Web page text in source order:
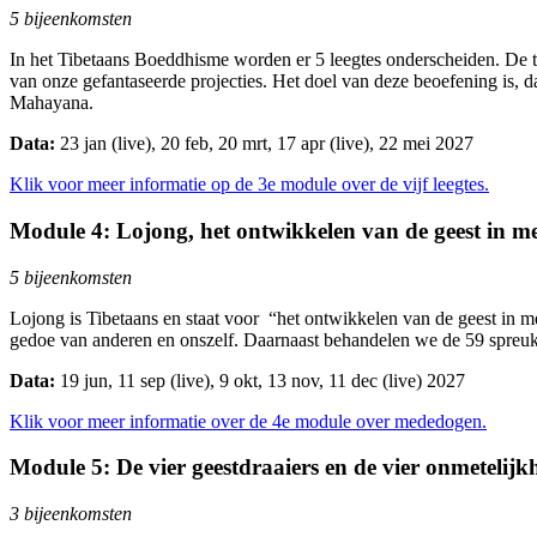
5 bijeenkomsten
In het Tibetaans Boeddhisme worden er 5 leegtes onderscheiden.
van onze gefantaseerde projecties. Het doel van deze beoefening
Mahayana.
Data: 23 jan (live), 20 feb, 20 mrt, 17 apr (live), 22 mei 2027
Klik voor meer informatie op de 3e module over de vijf leegtes.
Module 4: Lojong, het ontwikkelen van de geest in
5 bijeenkomsten
Lojong is Tibetaans en staat voor “het ontwikkelen van de geest in
gedoe van anderen en onszelf. Daarnaast behandelen we de 59
Data: 19 jun, 11 sep (live), 9 okt, 13 nov, 11 dec (live) 2027
Klik voor meer informatie over de 4e module over mededogen.
Module 5: De vier geestdraaiers en de vier
3 bijeenkomsten